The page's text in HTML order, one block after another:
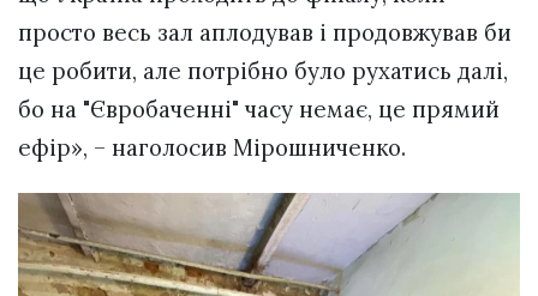
просто весь зал аплодував і продовжував би
це робити, але потрібно було рухатись далі,
бо на "Євробаченні" часу немає, це прямий
ефір», – наголосив Мірошниченко.